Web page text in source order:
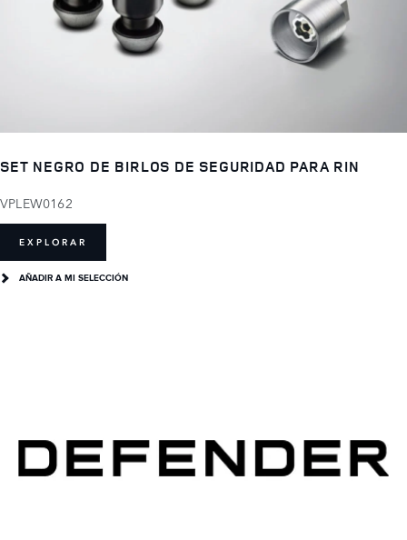
SET NEGRO DE BIRLOS DE SEGURIDAD PARA RIN
VPLEW0162
EXPLORAR
AÑADIR A MI SELECCIÓN